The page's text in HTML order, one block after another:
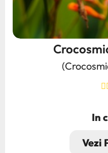
Anunta-ma cand este disponibil
In
Vezi